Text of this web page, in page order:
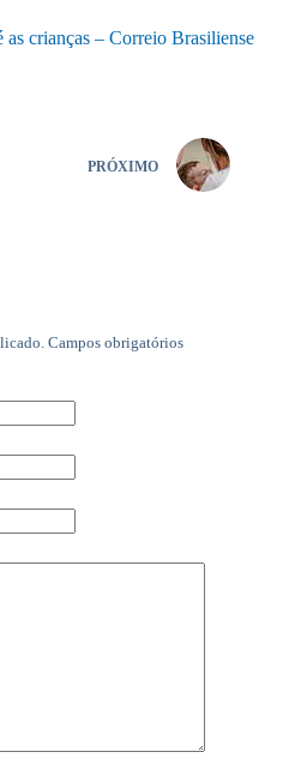
crianças – Correio Brasiliense
PRÓXIMO
Campos obrigatórios